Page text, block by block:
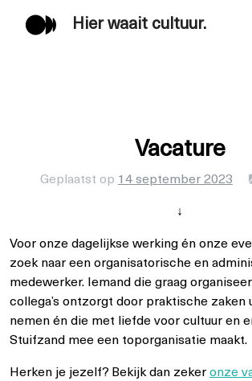
Hier waait cultuur.
Vacature
Geplaatst op 14 september 2023
↓
Voor onze dagelijkse werking én onze
zoek naar een organisatorische en
medewerker. Iemand die graag
collega’s ontzorgt door praktische zaken
nemen én die met liefde voor cultuur en
Stuifzand mee een toporganisatie maakt.
Herken je jezelf? Bekijk dan zeker onze